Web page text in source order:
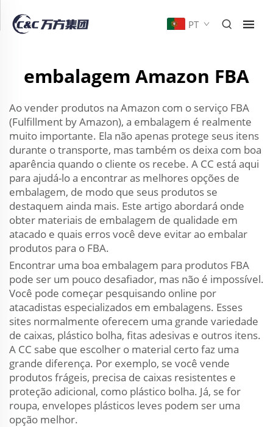
PT
embalagem Amazon FBA
Ao vender produtos na Amazon com o serviço FBA
(Fulfillment by Amazon), a embalagem é realmente
muito importante. Ela não apenas protege seus itens
durante o transporte, mas também os deixa com boa
aparência quando o cliente os recebe. A CC está aqui
para ajudá-lo a encontrar as melhores opções de
embalagem, de modo que seus produtos se
destaquem ainda mais. Este artigo abordará onde
obter materiais de embalagem de qualidade em
atacado e quais erros você deve evitar ao embalar
produtos para o FBA.
Encontrar uma boa embalagem para produtos FBA
pode ser um pouco desafiador, mas não é impossível.
Você pode começar pesquisando online por
atacadistas especializados em embalagens. Esses
sites normalmente oferecem uma grande variedade
de caixas, plástico bolha, fitas adesivas e outros itens.
A CC sabe que escolher o material certo faz uma
grande diferença. Por exemplo, se você vende
produtos frágeis, precisa de caixas resistentes e
proteção adicional, como plástico bolha. Já, se for
roupa, envelopes plásticos leves podem ser uma
opção melhor.